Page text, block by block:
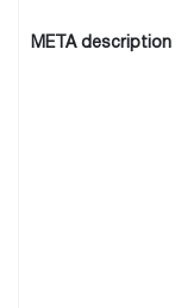
META description